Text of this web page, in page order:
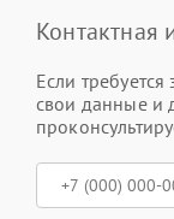
Контактная
Если требуется
свои данные и